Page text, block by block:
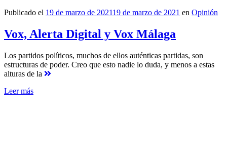
Publicado el 19 de marzo de 202119 de marzo de 2021 en Opinión
Vox, Alerta Digital y Vox Málaga
Los partidos políticos, muchos de ellos auténticas partidas, son
estructuras de poder. Creo que esto nadie lo duda, y menos a estas
alturas de la
Leer más